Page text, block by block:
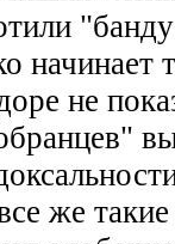
не
же